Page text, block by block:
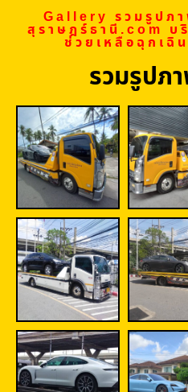
Gallery รวมรูปภ
สุราษฎร์ธานี.com บ
ช่วยเหลือฉุกเฉิ
รวมรูปภ